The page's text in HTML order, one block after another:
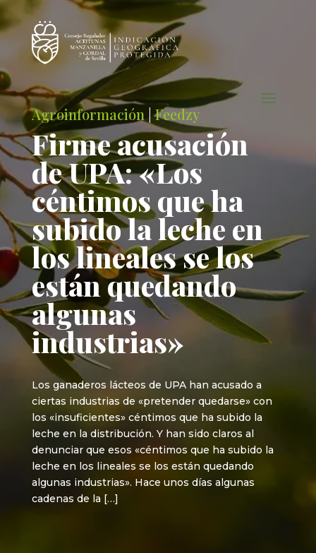
Agroinformación |Feedzy
Firme acusación
de UPA: «Los
céntimos que ha
subido la leche en
los lineales se los
están quedando
algunas
industrias»
Los ganaderos lácteos de UPA han acusado a
ciertas industrias de «pretender quedarse» con
los «insuficientes» céntimos que ha subido la
leche en la distribución. Y han sido claros al
denunciar que esos «céntimos que ha subido la
leche en los lineales se los están quedando
algunas industrias». Hace unos días algunas
cadenas de la […]